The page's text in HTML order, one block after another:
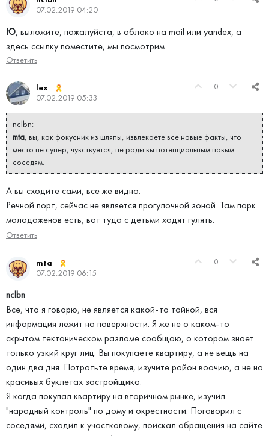
07.02.2019 04:20
Ю, выложите, пожалуйста, в облако на mail или yandex, а
здесь ссылку поместите, мы посмотрим.
Ответить
0
lex
07.02.2019 05:33
nclbn:
mta, вы, как фокусник из шляпы, извлекаете все новые факты, что
место не супер, чувствуется, не рады вы потенциальным новым
соседям.
А вы сходите сами, все же видно.
Речной порт, сейчас не является прогулочной зоной. Там парк
молодоженов есть, вот туда с детьми ходят гулять.
Ответить
0
mta
07.02.2019 06:15
nclbn
Всё, что я говорю, не является какой-то тайной, вся
информация лежит на поверхности. Я же не о каком-то
скрытом тектоническом разломе сообщаю, о котором знает
только узкий круг лиц. Вы покупаете квартиру, а не вещь на
один два дня. Потратьте время, изучите район воочию, а не на
красивых буклетах застройщика.
Я когда покупал квартиру на вторичном рынке, изучил
"народный контроль" по дому и окрестности. Поговорил с
соседями, сходил к участковому, поискал обращения на сайте